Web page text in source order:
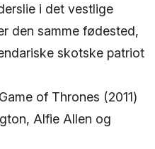
i det vestlige
den samme fødested,
skotske patriot
of Thrones (2011)
Alfie Allen og